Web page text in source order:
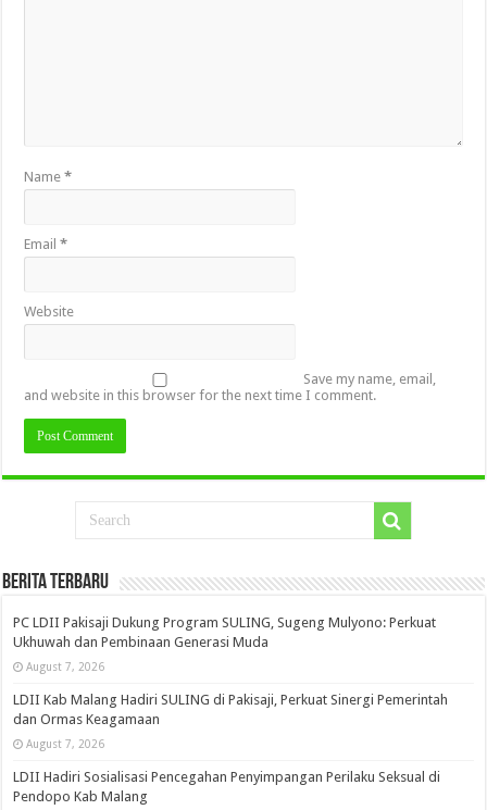
Name*
Email*
Website
Save my name, email,
and website in this browser for the next time I comment.
Berita Terbaru
PC LDII Pakisaji Dukung Program SULING, Sugeng Mulyono: Perkuat
Ukhuwah dan Pembinaan Generasi Muda
August 7, 2026
LDII Kab Malang Hadiri SULING di Pakisaji, Perkuat Sinergi Pemerintah
dan Ormas Keagamaan
August 7, 2026
LDII Hadiri Sosialisasi Pencegahan Penyimpangan Perilaku Seksual di
Pendopo Kab Malang